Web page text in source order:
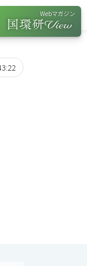
サイト内検索
検索
Webマガジン
（別ウインドウ